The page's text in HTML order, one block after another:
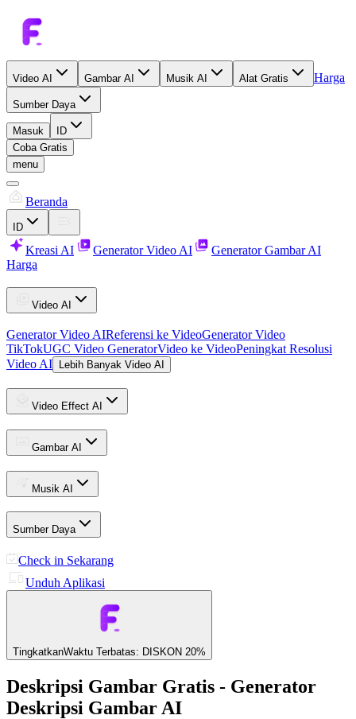
Video AI Gambar AI Musik AI Alat Gratis Harga
Sumber Daya
Masuk
ID
Coba Gratis
menu
Beranda
ID
Kreasi AI Generator Video AI
Generator Gambar AI
Harga
Video AI
Generator Video AIReferensi ke VideoGenerator Video
TikTokUGC Video GeneratorVideo ke VideoPeningkat Resolusi
Video AI
Lebih Banyak Video AI
Video Effect AI
Gambar AI
Musik AI
Sumber Daya
Check in Sekarang
Unduh Aplikasi
TingkatkanWaktu Terbatas: DISKON 20%
Deskripsi Gambar Gratis - Generator
Deskripsi Gambar AI